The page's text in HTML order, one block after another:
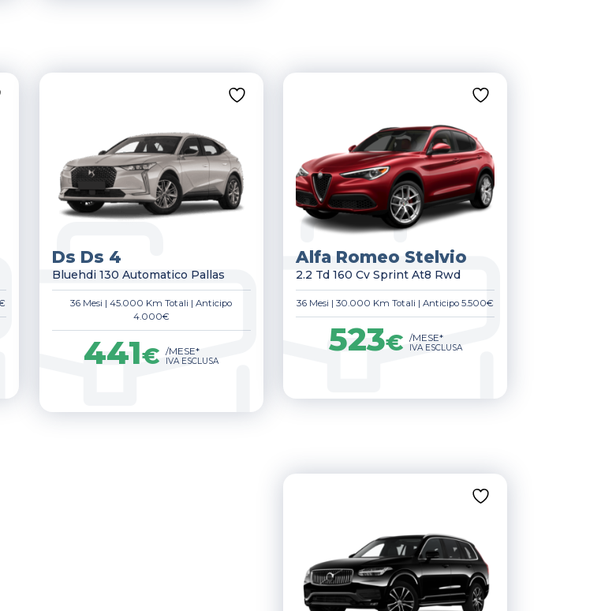
Ds Ds 4
Bluehdi 130 Automatico Pallas
36 Mesi | 45.000 Km Totali | Anticipo
4.000€
441€ /MESE*
IVA ESCLUSA
Alfa Romeo Stelvio
2.2 Td 160 Cv Sprint At8 Rwd
36 Mesi |30.000 Km Totali |Anticipo 5.500€
523€ /MESE*
IVA ESCLUSA